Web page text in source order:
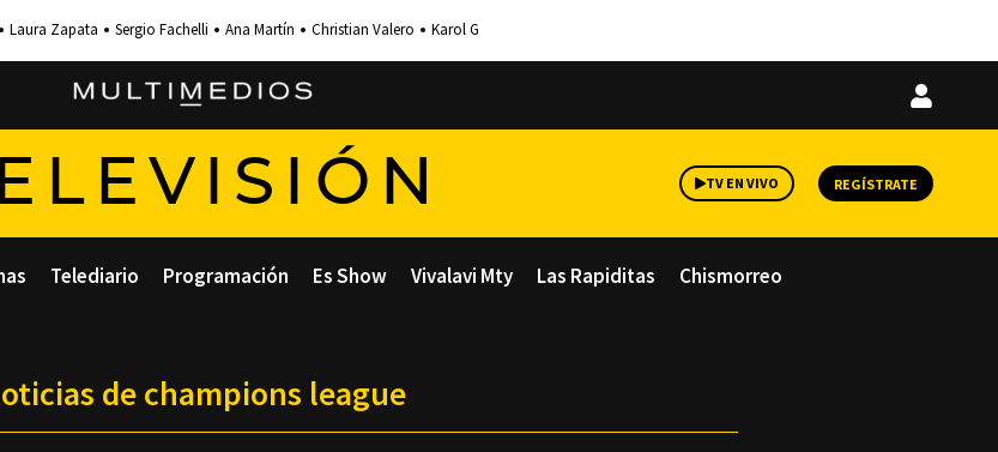
Laura Zapata Sergio Fachelli Ana Martín Christian Valero Karol G
Iniciar
TV EN VIVO REGÍSTRATE
Telediario Programación Es Show Vivalavi Mty Las Rapiditas Chismorreo
de champions league